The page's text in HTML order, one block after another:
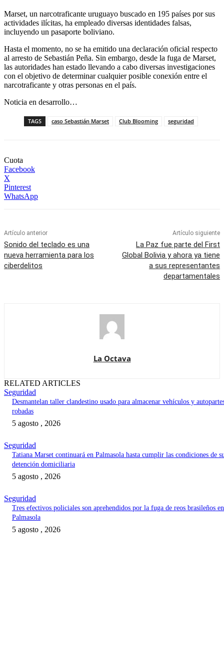
Marset, un narcotraficante uruguayo buscado en 195 países por sus
actividades ilícitas, ha empleado diversas identidades falsas,
incluyendo un pasaporte boliviano.
Hasta el momento, no se ha emitido una declaración oficial respecto
al arresto de Sebastián Peña. Sin embargo, desde la fuga de Marset,
las autoridades han estado llevando a cabo diversas investigaciones
con el objetivo de determinar cualquier posible conexión entre el
narcotraficante y otras personas en el país.
Noticia en desarrollo…
TAGS caso Sebastián Marset Club Blooming seguridad
Cuota
Facebook
X
Pinterest
WhatsApp
Artículo anterior
Sonido del teclado es una
nueva herramienta para los
ciberdelitos
Artículo siguiente
La Paz fue parte del First
Global Bolivia y ahora ya tiene
a sus representantes
departamentales
La Octava
RELATED ARTICLES
Seguridad
Desmantelan taller clandestino usado para almacenar vehículos y
robadas
5 agosto , 2026
Seguridad
Tatiana Marset continuará en Palmasola hasta cumplir las condiciones de
detención domiciliaria
5 agosto , 2026
Seguridad
Tres efectivos policiales son aprehendidos por la fuga de reos brasileños en
Palmasola
5 agosto , 2026